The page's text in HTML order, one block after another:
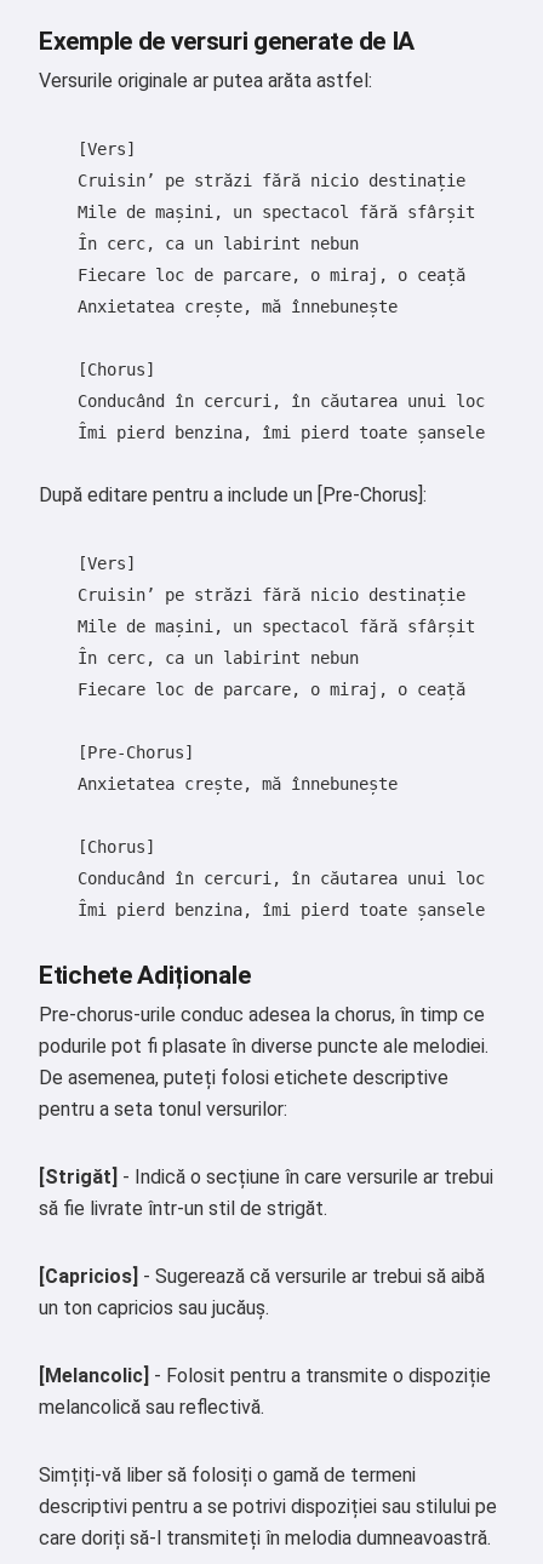
Exemple de versuri generate de IA
Versurile originale ar putea arăta astfel:
    [Vers]
    Cruisin’ pe străzi fără nicio destinație
    Mile de mașini, un spectacol fără sfârșit
    În cerc, ca un labirint nebun
    Fiecare loc de parcare, o miraj, o ceață
    Anxietatea crește, mă înnebunește
    [Chorus]
    Conducând în cercuri, în căutarea unui loc
    Îmi pierd benzina, îmi pierd toate șansele
După editare pentru a include un [Pre-Chorus]:
    [Vers]
    Cruisin’ pe străzi fără nicio destinație
    Mile de mașini, un spectacol fără sfârșit
    În cerc, ca un labirint nebun
    Fiecare loc de parcare, o miraj, o ceață
    [Pre-Chorus]
    Anxietatea crește, mă înnebunește
    [Chorus]
    Conducând în cercuri, în căutarea unui loc
    Îmi pierd benzina, îmi pierd toate șansele
Etichete Adiționale
Pre-chorus-urile conduc adesea la chorus, în timp ce
podurile pot fi plasate în diverse puncte ale melodiei.
De asemenea, puteți folosi etichete descriptive
pentru a seta tonul versurilor:
[Strigăt] - Indică o secțiune în care versurile ar trebui
să fie livrate într-un stil de strigăt.
[Capricios] - Sugerează că versurile ar trebui să aibă
un ton capricios sau jucăuș.
[Melancolic] - Folosit pentru a transmite o dispoziție
melancolică sau reflectivă.
Simțiți-vă liber să folosiți o gamă de termeni
descriptivi pentru a se potrivi dispoziției sau stilului pe
care doriți să-l transmiteți în melodia dumneavoastră.
Pot crea cântece, scrie poezii și
Încearcă gratuit
Accept: Termenii serviciului,
Politica de rambursare